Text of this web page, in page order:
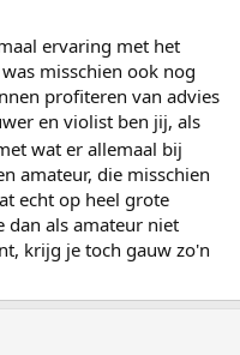
ervaring met het
misschien ook nog
profiteren van advies
en violist ben jij, als
wat er allemaal bij
amateur, die misschien
echt op heel grote
dan als amateur niet
krijg je toch gauw zo'n